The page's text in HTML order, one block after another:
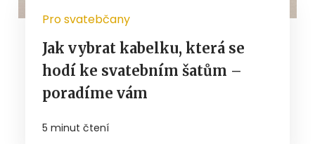
Pro svatebčany
Jak vybrat kabelku, která se
hodí ke svatebním šatům –
poradíme vám
5 minut čtení